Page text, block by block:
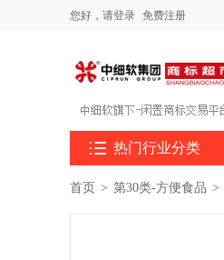
您好， 请登录 免费注册
 热门行业分类
首页 > 第30类-方便食品 >